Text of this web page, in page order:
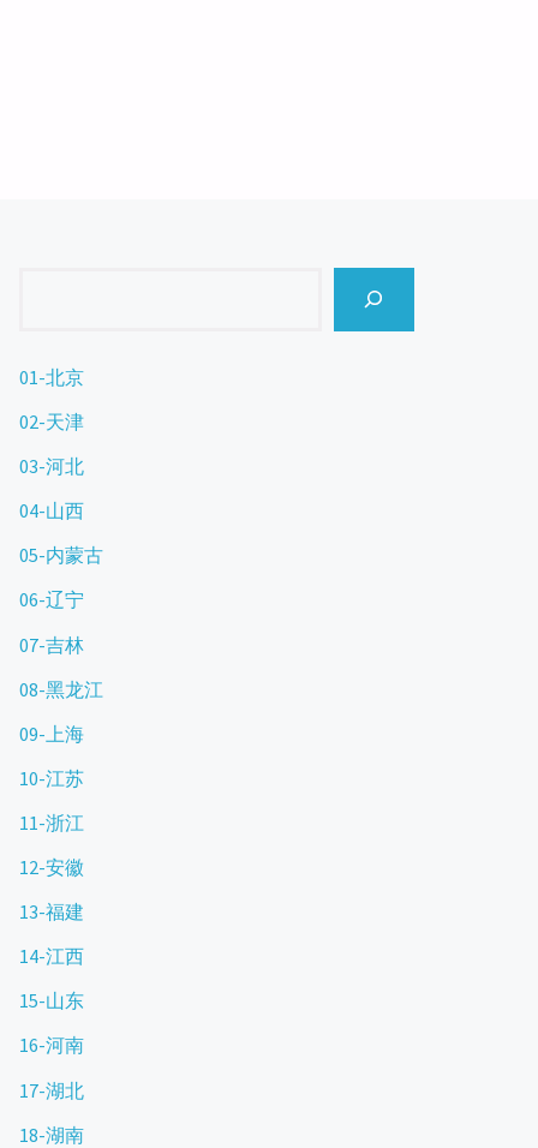
01-北京
02-天津
03-河北
04-山西
05-内蒙古
06-辽宁
07-吉林
08-黑龙江
09-上海
10-江苏
11-浙江
12-安徽
13-福建
14-江西
15-山东
16-河南
17-湖北
18-湖南